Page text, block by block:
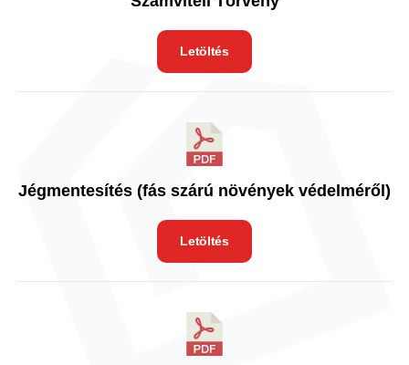
Letöltés
Jégmentesítés (fás szárú növények védelméről)
Letöltés